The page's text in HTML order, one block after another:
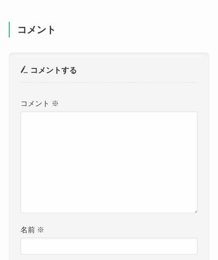
コメント
コメントする
コメント ※
名前 ※